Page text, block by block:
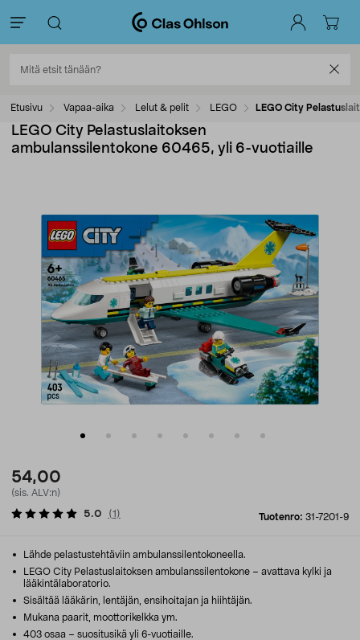
Etusivu Vapaa-aika Lelut & pelit LEGO LEGO City
LEGO City Pelastuslaitoksen
ambulanssilentokone 60465, yli 6-vuotiaille
54,00
(sis. ALV:n)
Tuotenro: 31-7201-9
5.0 (1 )
Lähde pelastustehtäviin ambulanssilentokoneella.
LEGO City Pelastuslaitoksen ambulanssilentokone – avattava kylki ja
lääkintälaboratorio.
Sisältää lääkärin, lentäjän, ensihoitajan ja hiihtäjän.
Mukana paarit, moottorikelkka ym.
403 osaa – suositusikä yli 6-vuotiaille.